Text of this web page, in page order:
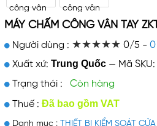
MÁY CHẤM CÔNG VÂN TAY
Người dùng : ★★★★★
★★★★★ 0/5 - 0
Xuất xứ: Trung Quốc — Mã SKU:
Trạng thái : Còn hàng
Thuế : Đã bao gồm VAT
Danh mục : THIẾT BỊ KIỂM SOÁT CỬA